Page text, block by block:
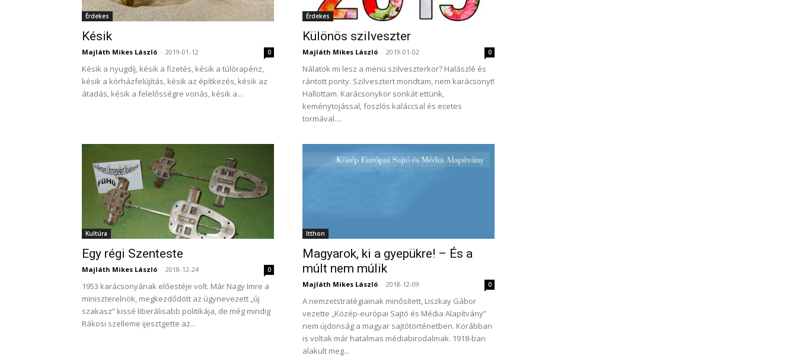
Érdekes
Késik
Majláth Mikes László - 2019-01-12 0
Késik a nyugdíj, késik a fizetés, késik a túlórapénz,
késik a kórházfelújítás, késik az építkezés, késik az
átadás, késik a felelősségre vonás, késik a...
Érdekes
Különös szilveszter
Majláth Mikes László - 2019-01-02 0
Nálatok mi lesz a menü szilveszterkor? Halászlé és
rántott ponty. Szilvesztert mondtam, nem karácsonyt!
Hallottam. Karácsonykor sonkát ettünk,
keménytojással, foszlós kaláccsal és ecetes
tormával....
Kultúra
Egy régi Szenteste
Majláth Mikes László - 2018-12-24 0
1953 karácsonyának előestéje volt. Már Nagy Imre a
miniszterelnök, megkezdődött az úgynevezett „új
szakasz” kissé liberálisabb politikája, de még mindig
Rákosi szelleme ijesztgette az...
Itthon
Magyarok, ki a gyepükre! – És a
múlt nem múlik
Majláth Mikes László - 2018-12-09 0
A nemzetstratégiainak minősített, Liszkay Gábor
vezette „Közép-európai Sajtó és Média Alapítvány”
nem újdonság a magyar sajtótörténetben. Korábban
is voltak már hatalmas médiabirodalmak. 1918-ban
alakult meg...